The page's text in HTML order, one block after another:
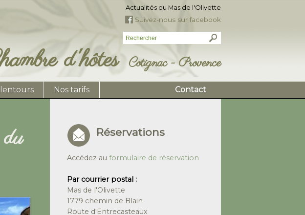
Actualités du Mas de l'Olivette
d'hôtesCotignac - Provence
Suivez-nous sur facebook
Nos tarifs Contact
Réservations
Accédez au formulaire de réservation
Par courrier postal :
Mas de l'Olivette
1779 chemin de Blain
Route d'Entrecasteaux